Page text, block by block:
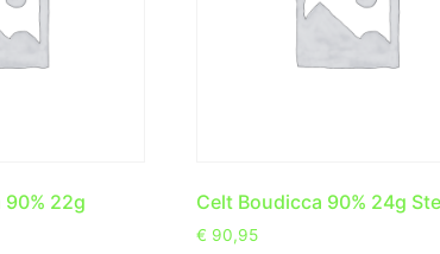
90% 22g
Celt Boudicca 90% 24g
€ 90,95